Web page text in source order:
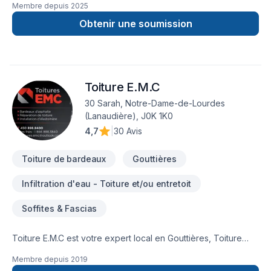
réaliserons un travail de qualité à prix compétitif.Nous
sommes la référence!!
Membre depuis 2025
Obtenir une soumission
Toiture E.M.C
30 Sarah, Notre-Dame-de-Lourdes
(Lanaudière), J0K 1K0
4,7
30 Avis
Toiture de bardeaux Gouttières
Infiltration d'eau - Toiture et/ou entretoit
Soffites & Fascias
Toiture E.M.C est votre expert local en Gouttières, Toiture
Québec,Lanaudière,Laurentides,Laval,Mauricie, combinant
Membre depuis 2019